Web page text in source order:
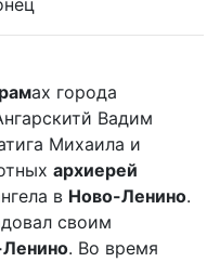
ах города
Вадим
Михаила и
архиерей
в Ново-Ленино.
своим
. Во время